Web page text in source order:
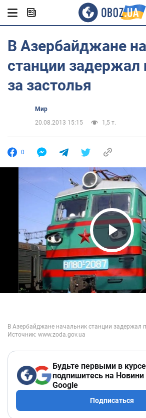
В Азербайджане
станции задержал
за застолья
Мир
20.08.2013 15:15
1,5 т.
0
Play
Будьте первыми в
подпишитесь на Новини
Google
Подписаться